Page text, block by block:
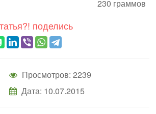
230 граммов
поделись
Просмотров: 2239
Дата: 10.07.2015